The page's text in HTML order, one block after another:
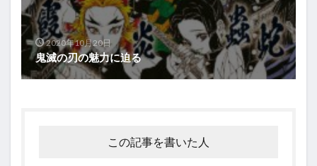
2020年10月20日
鬼滅の刃の魅力に迫る
この記事を書いた人